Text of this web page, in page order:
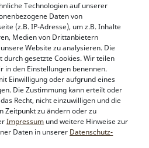
Technologien auf unserer
Daten von
(z.B. IP-Adresse), um z.B. Inhalte
Medien von Drittanbietern
Website zu analysieren. Die
gesetzte Cookies. Wir teilen
in den Einstellungen benennen.
Einwilligung oder aufgrund eines
Die Zustimmung kann erteilt oder
Recht, nicht einzuwilligen und die
Zeitpunkt zu ändern oder zu
Impressum und weitere Hinweise zur
Daten in unserer Daten­schutz­